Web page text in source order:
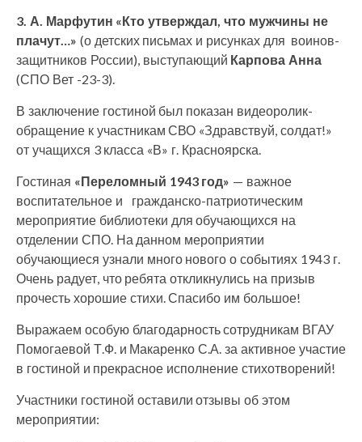
3. А. Марфутин «Кто утверждал, что мужчины не
плачут…» (о детских письмах и рисунках для воинов-
защитников России), выступающий Карпова Анна
(СПО Вет -23-3).
В заключение гостиной был показан видеоролик-
обращение к участникам СВО «Здравствуй, солдат!»
от учащихся 3 класса «В» г. Красноярска.
Гостиная «Переломный 1943 год» — важное
воспитательное и гражданско-патриотическим
мероприятие библиотеки для обучающихся на
отделении СПО. На данном мероприятии
обучающиеся узнали много нового о событиях 1943 г.
Очень радует, что ребята откликнулись на призыв
прочесть хорошие стихи. Спасибо им большое!
Выражаем особую благодарность сотрудникам ВГАУ
Помогаевой Т.Ф. и Макаренко С.А. за активное участие
в гостиной и прекрасное исполнение стихотворений!
Участники гостиной оставили отзывы об этом
мероприятии: